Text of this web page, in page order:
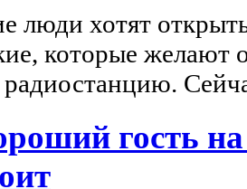
люди хотят
которые желают
гость на